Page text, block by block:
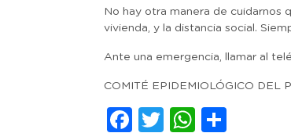
No hay otra manera de cuidarnos
vivienda, y la distancia social.
Ante una emergencia, llamar al
COMITÉ EPIDEMIOLÓGICO DEL
Facebook
Twitter